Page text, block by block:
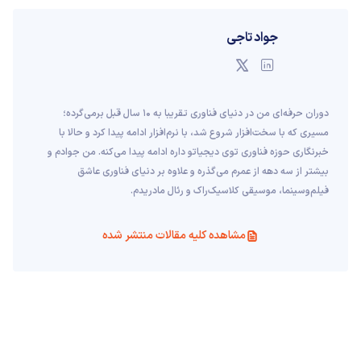
جواد تاجی
دوران حرفه‌ای من در دنیای فناوری تقریبا به ۱۰ سال قبل برمی‌گرده؛
مسیری که با سخت‌افزار شروع شد، با نرم‌افزار ادامه پیدا کرد و حالا با
خبرنگاری حوزه فناوری توی دیجیاتو داره ادامه پیدا می‌کنه. من جوادم و
بیشتر از سه دهه از عمرم می‌گذره و علاوه بر دنیای فناوری عاشق
فیلم‌و‌سینما، موسیقی کلاسیک‌راک و رئال مادریدم.
مشاهده کلیه مقالات منتشر شده